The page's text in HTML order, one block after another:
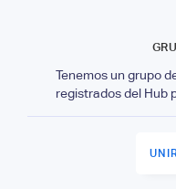
Tenemos un grupo
registrados del Hub